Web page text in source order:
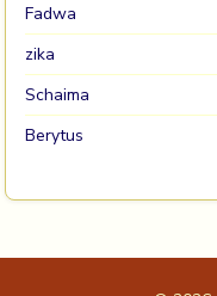
Fadwa
zika
Schaima
Berytus